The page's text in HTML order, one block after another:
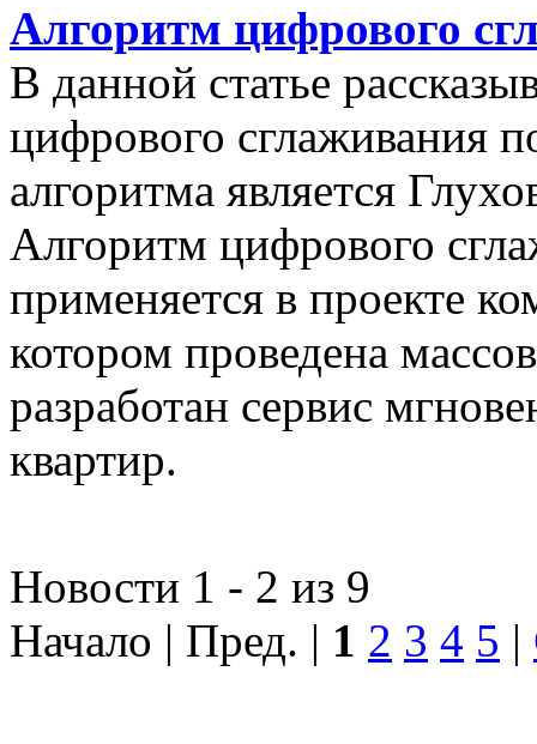
Алгоритм цифрового
В данной статье
цифрового сглаживания
алгоритма является
Алгоритм цифрового
применяется в проекте
котором проведена
разработан сервис
квартир.
Новости 1 - 2 из 9
Начало | Пред. | 1 2 3 4 5 |